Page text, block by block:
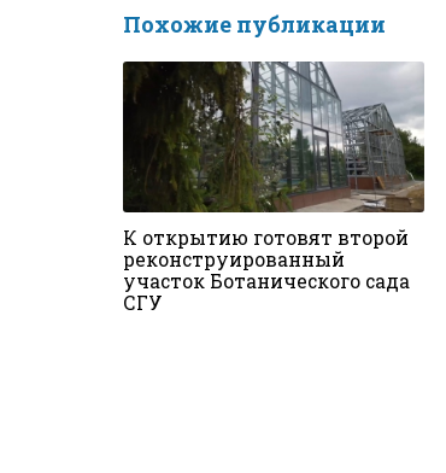
Похожие публикации
К открытию готовят второй
реконструированный
участок Ботанического сада
СГУ